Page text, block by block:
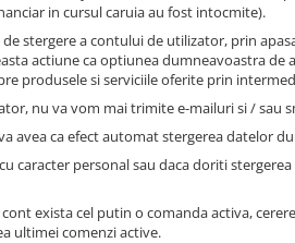
in cursul caruia au fost intocmite).
stergere a contului de utilizator, prin
actiune ca optiunea dumneavoastra de
produsele si serviciile oferite prin
nu va vom mai trimite e-mailuri si / sau
avea ca efect automat stergerea datelor
caracter personal sau daca doriti
exista cel putin o comanda activa,
ultimei comenzi active.